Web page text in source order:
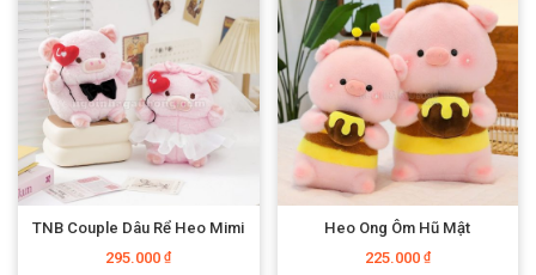
TNB Couple Dâu Rể Heo Mimi
295.000₫
Heo Ong Ôm Hũ Mật
225.000 ₫